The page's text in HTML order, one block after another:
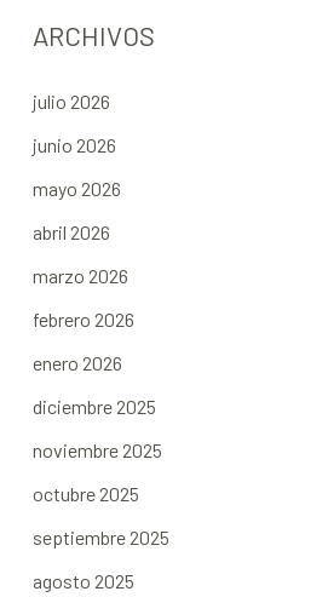
ARCHIVOS
julio 2026
junio 2026
mayo 2026
abril 2026
marzo 2026
febrero 2026
enero 2026
diciembre 2025
noviembre 2025
octubre 2025
septiembre 2025
agosto 2025